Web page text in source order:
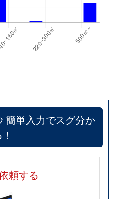
簡単入力でスグ分か
頼する